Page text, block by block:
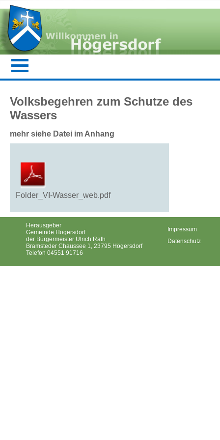
Volksbegehren zum Schutze des
Wassers
mehr siehe Datei im Anhang
Folder_VI-Wasser_web.pdf
Herausgeber
Gemeinde Högersdorf
der Bürgermeister Ulrich Rath
Bramsteder Chaussee 1, 23795 Högersdorf
Telefon 04551 91716
Impressum
Datenschutz